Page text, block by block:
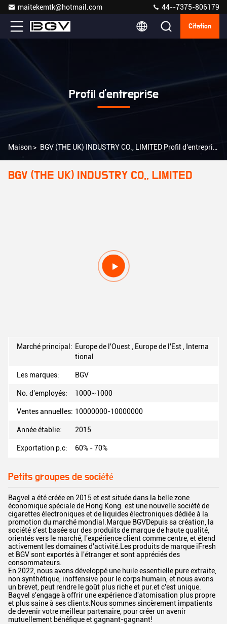
maitekemtk@hotmail.com 44--7375-806179
Citation
Profil d'entreprise
Maison > BGV (THE UK) INDUSTRY CO., LIMITED Profil d'entreprise
BGV (THE UK) INDUSTRY CO., LIMITED
Marché principal: Europe de l'Ouest , Europe de l'Est , Interna
tional
Les marques: BGV
No. d'employés: 1000~1000
Ventes annuelles: 10000000-10000000
Année établie: 2015
Exportation p.c: 60% - 70%
Petits groupes de société
Bagvel a été créée en 2015 et est située dans la belle zone
économique spéciale de Hong Kong. est une nouvelle société de
cigarettes électroniques et de liquides électroniques dédiée à la
promotion du marché mondial.Marque BGVDepuis sa création, la
société s'est basée sur des produits de marque de haute qualité,
orientés vers le marché, l'expérience client comme centre, et étend
activement les domaines d'activité.Les produits de marque iFresh
et BGV sont exportés à l'étranger et sont appréciés des
consommateurs.
En 2022, nous avons développé une huile essentielle pure extraite,
non synthétique, inoffensive pour le corps humain, et nous avons
un brevet, peut rendre le goût plus riche et pur.et c'est unique.
Bagvel s'engage à offrir une expérience d'atomisation plus propre
et plus saine à ses clients.Nous sommes sincèrement impatients
de devenir votre meilleur partenaire, pour créer un avenir
mutuellement bénéfique et gagnant-gagnant!